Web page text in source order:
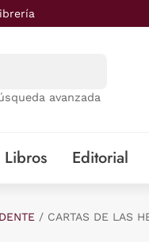
avanzada
Libros Editorial
CARTAS DE LAS